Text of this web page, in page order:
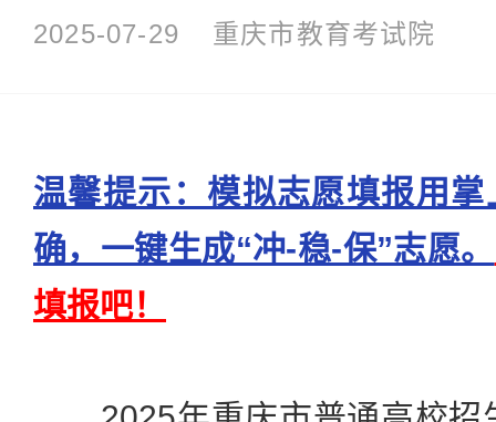
2025-07-29 重庆市教育考试院
温馨提示：模拟志愿填报用
确，一键生成“冲-稳-保”志愿。
填报吧！